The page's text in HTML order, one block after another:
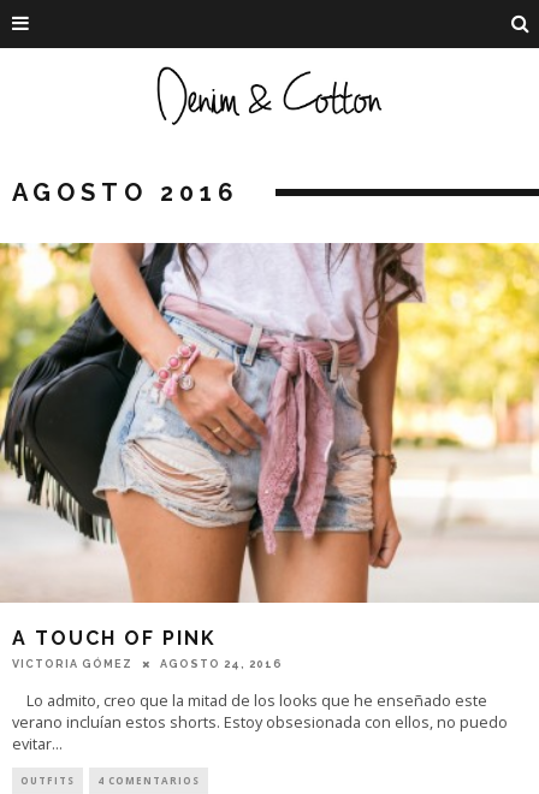
AGOSTO 2016
A TOUCH OF PINK
VICTORIA GÓMEZ AGOSTO 24, 2016
Lo admito, creo que la mitad de los looks que he enseñado este
verano incluían estos shorts. Estoy obsesionada con ellos, no puedo
evitar...
OUTFITS 4 COMENTARIOS